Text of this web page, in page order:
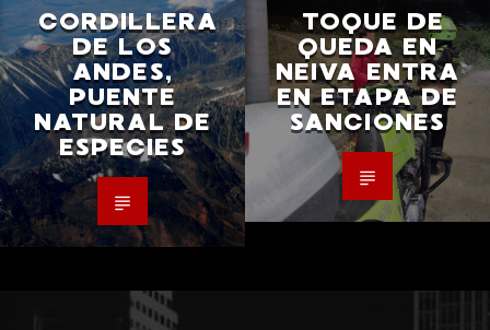
CORDILLERA
DE LOS
ANDES,
PUENTE
NATURAL DE
ESPECIES
TOQUE DE
QUEDA EN
NEIVA ENTRA
EN ETAPA DE
SANCIONES